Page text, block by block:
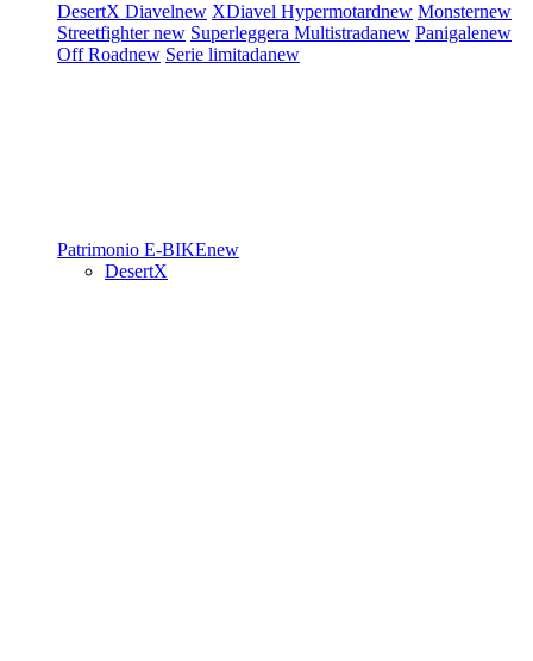
DesertX Diavelnew XDiavel Hypermotardnew Monsternew
Streetfighternew Superleggera Multistradanew Panigalenew
Off Roadnew Serie limitadanew
Patrimonio E-BIKEnew
DesertX